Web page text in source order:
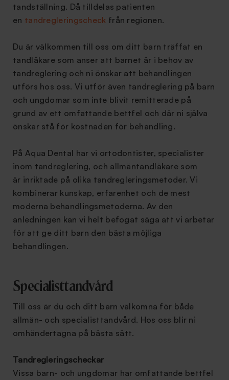
tandställning. Då tilldelas patienten
en tandregleringscheck från regionen.
Du är välkommen till oss om ditt barn träffat en
tandläkare som anser att barnet är i behov av
tandreglering och ni önskar att behandlingen
utförs hos oss. Vi utför även tandreglering på barn
och ungdomar som inte blivit remitterade på
grund av ett omfattande bettfel och där ni själva
önskar stå för kostnaden för behandling.
På Aqua Dental har vi ortodontister, specialister
inom tandreglering, och allmäntandläkare som
är inriktade på olika tandregleringsmetoder. Vi
kombinerar kunskap, erfarenhet och de mest
moderna behandlingsmetoderna. Av den
anledningen kan vi helt befogat säga att vi arbetar
för att ge ditt barn den bästa möjliga
behandlingen.
Specialisttandvård
Till oss är du och ditt barn välkomna för både
allmän- och specialisttandvård. Hos oss blir ni
omhändertagna på bästa sätt.
Tandregleringscheckar
Vissa barn- och ungdomar har omfattande bettfel